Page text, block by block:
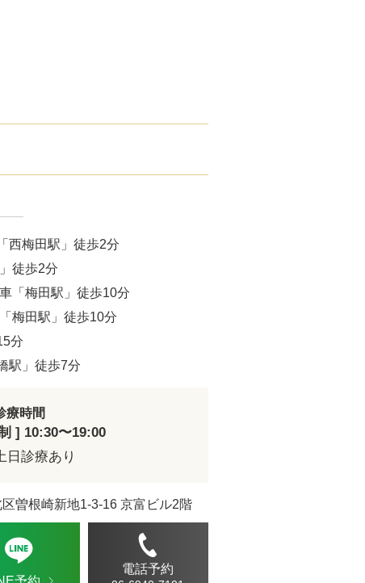
西梅田駅」徒歩2分
徒歩2分
「梅田駅」徒歩10分
梅田駅」徒歩10分
分
駅」徒歩7分
療時間
] 10:30〜19:00
日診療あり
曽根崎新地1-3-16 京富ビル2階
電話予約